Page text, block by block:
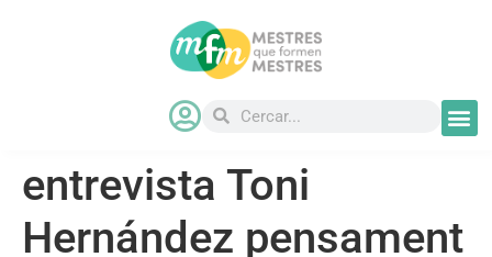
entrevista Toni
Hernández pensament